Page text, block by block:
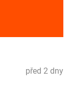
před 2 dny